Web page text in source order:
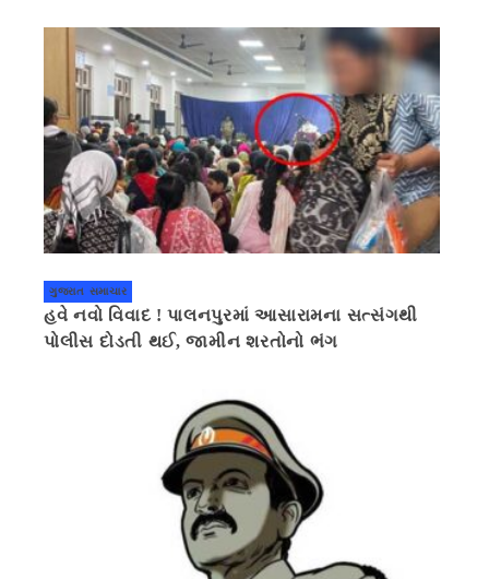
ગુજરાત સમાચાર
હવે નવો વિવાદ ! પાલનપુરમાં આસારામના સત્સંગથી
પોલીસ દોડતી થઈ, જામીન શરતોનો ભંગ